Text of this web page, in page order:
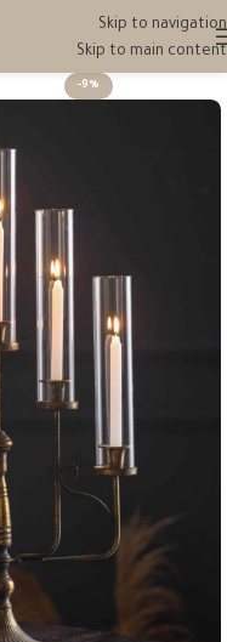
Skip to navigation
Skip to main content
-9%